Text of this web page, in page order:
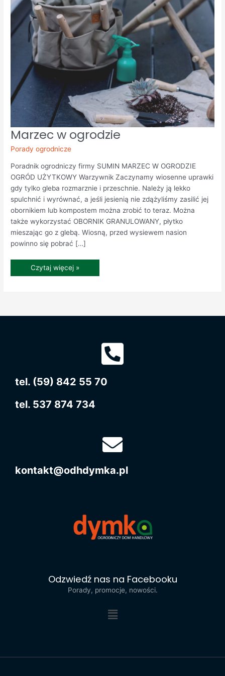
Marzec w ogrodzie
Porady ogrodnicze
Poradnik ogrodniczy firmy SUMIN MARZEC W OGRODZIE
OGRÓD UŻYTKOWY Warzywnik Zaczynamy wiosenne uprawki
gdy tylko gleba rozmarznie i przeschnie. Należy ją lekko
spulchnić i wyrównać, a jeśli jesienią nie zdążyliśmy zasilić jej
obornikiem lub kompostem można zrobić to teraz. Można
także wykorzystać OBORNIK GRANULOWANY, płytko
mieszając go z glebą. Wiosną, przed wysiewem nasion
powinno się pobrać […]
Marzec
w
Czytaj więcej »
tel. (59) 842 55 70
tel. 537 874 734
kontakt@odhdymka.pl
Odzwiedź nas na Facebooku
Porady, promocje, nowości.
Menu